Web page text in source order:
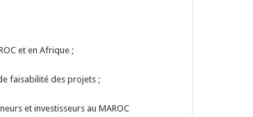
et en Afrique ;
faisabilité des projets ;
et investisseurs au MAROC